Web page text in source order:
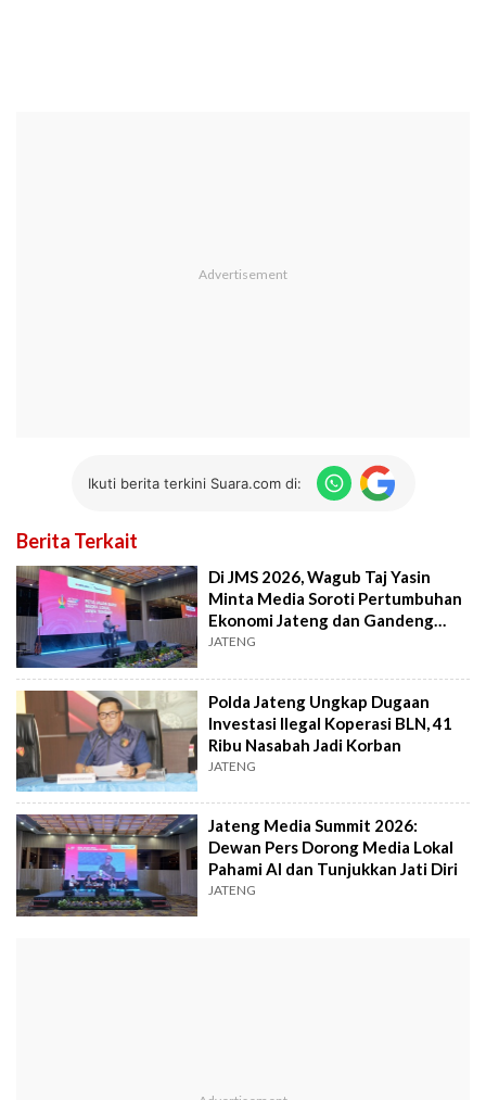
Ikuti berita terkini Suara.com di:
Berita Terkait
Di JMS 2026, Wagub Taj Yasin
Minta Media Soroti Pertumbuhan
Ekonomi Jateng dan Gandeng
Anak Muda
JATENG
Polda Jateng Ungkap Dugaan
Investasi Ilegal Koperasi BLN, 41
Ribu Nasabah Jadi Korban
JATENG
Jateng Media Summit 2026:
Dewan Pers Dorong Media Lokal
Pahami AI dan Tunjukkan Jati Diri
JATENG